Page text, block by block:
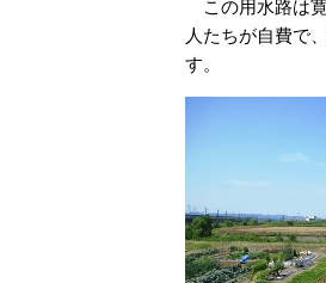
この用水路は
人たちが自費で
す。